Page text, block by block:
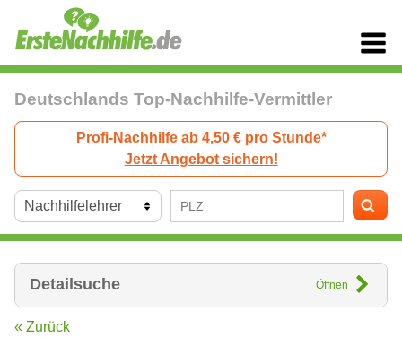
Deutschlands Top-Nachhilfe-Vermittler
Profi-Nachhilfe ab 4,50 € pro Stunde*
Jetzt Angebot sichern!
Detailsuche Öffnen
« Zurück